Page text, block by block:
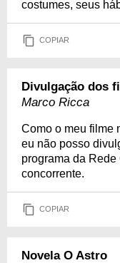
costumes, seus
COPIAR
Divulgação dos
Marco Ricca
Como o meu filme
eu não posso
programa da
concorrente.
COPIAR
Novela O Astro